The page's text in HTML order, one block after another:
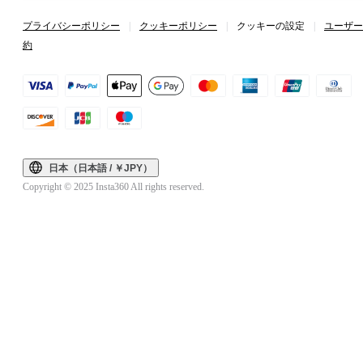
プライバシーポリシー クッキーポリシー クッキーの設定
ユーザ
約
日本（日本語 / ￥JPY）
Copyright © 2025 Insta360 All rights reserved.